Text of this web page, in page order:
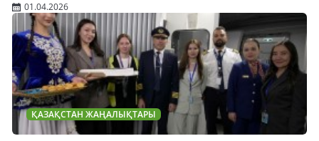
01.04.2026
ҚАЗАҚСТАН ЖАҢАЛЫҚТАРЫ